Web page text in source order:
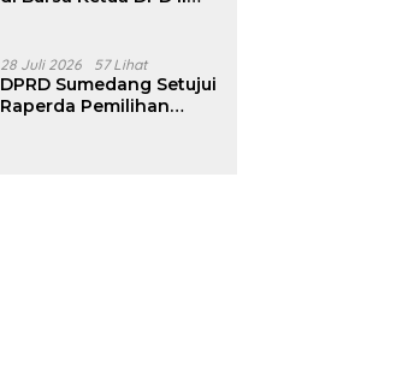
28 Juli 2026 57 Lihat
DPRD Sumedang Setujui
Raperda Pemilihan